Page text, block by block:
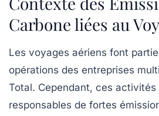
Carbone liées au
Les voyages aériens font
opérations des entreprises
Total. Cependant, ces
responsables de fortes